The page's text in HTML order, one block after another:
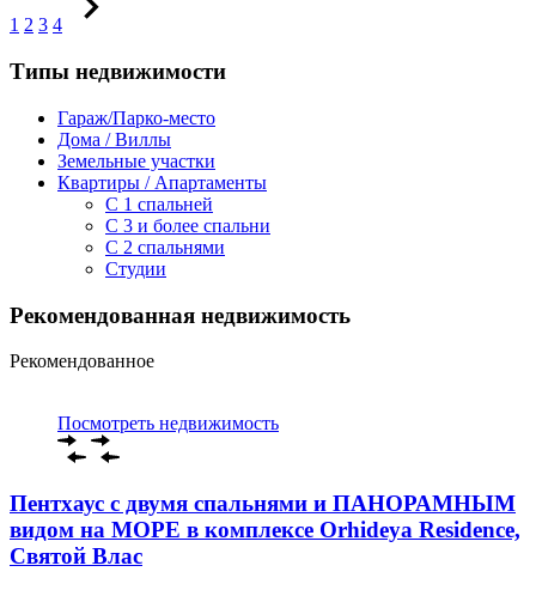
1 2 3 4
Типы недвижимости
Гараж/Парко-место
Дома / Виллы
Земельные участки
Квартиры / Апартаменты
C 1 спальней
C 3 и более спальни
С 2 спальнями
Студии
Рекомендованная недвижимость
Рекомендованное
Посмотреть недвижимость
Пентхаус с двумя спальнями и ПАНОРАМНЫМ
видом на МОРЕ в комплексе Orhideya Residence,
Святой Влас